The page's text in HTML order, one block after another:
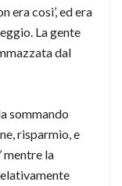
era cosi’, ed era
La gente
dal
sommando
risparmio, e
mentre la